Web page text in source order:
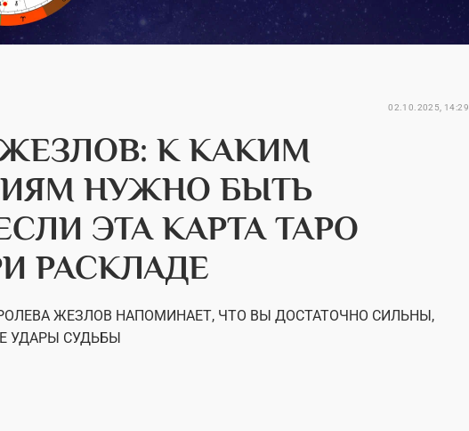
02.10.2025, 14:29
К КАКИМ
НУЖНО БЫТЬ
ЭТА КАРТА ТАРО
РАСКЛАДЕ
ЖЕЗЛОВ НАПОМИНАЕТ, ЧТО ВЫ ДОСТАТОЧНО СИЛЬНЫ,
УДАРЫ СУДЬБЫ